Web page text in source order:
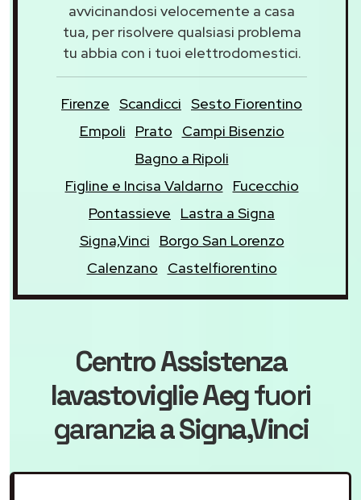
avvicinandosi velocemente a casa
tua, per risolvere qualsiasi problema
tu abbia con i tuoi elettrodomestici.
Firenze Scandicci Sesto Fiorentino
Empoli
Prato
Campi Bisenzio
Bagno a Ripoli
Figline e Incisa Valdarno
Fucecchio
Pontassieve
Lastra a Signa
Signa,Vinci
Borgo San Lorenzo
Calenzano
Castelfiorentino
Centro Assistenza
lavastoviglie Aegfuori
garanziaa Signa,Vinci